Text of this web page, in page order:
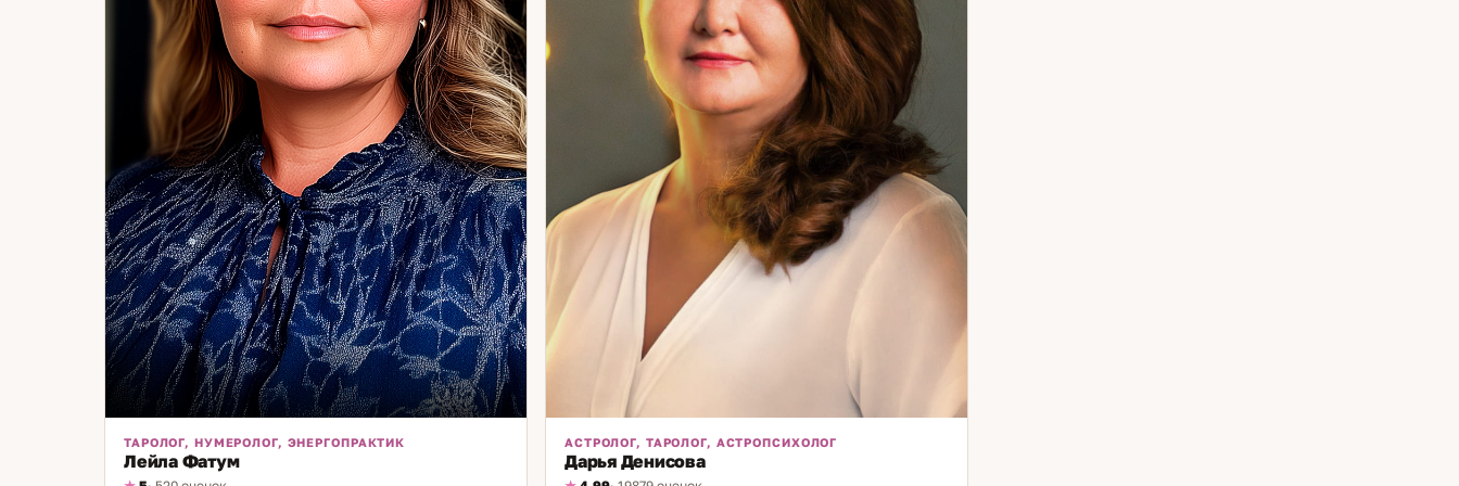
с тем, кто вы есть. Помогаю это найти. Если хотите
понять себя точнее — приходите. Начнём с цифр.
ТАРОЛОГ, НУМЕРОЛОГ, ЭНЕРГОПРАКТИК
Лейла Фатум
АСТРОЛОГ, ТАРОЛОГ, АСТРОПСИХОЛОГ
Дарья Денисова